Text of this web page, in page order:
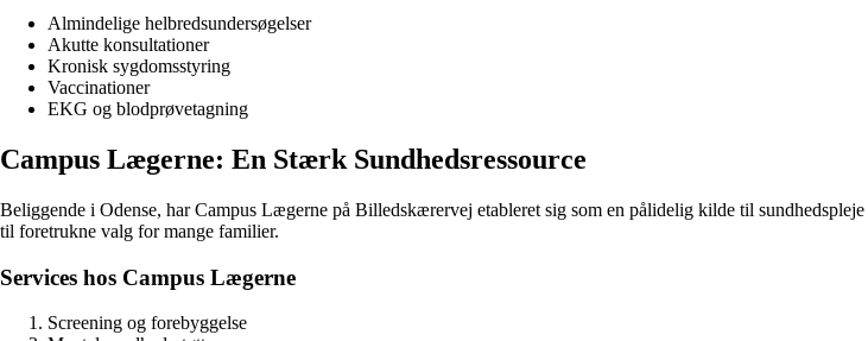
Almindelige helbredsundersøgelser
Akutte konsultationer
Kronisk sygdomsstyring
Vaccinationer
EKG og blodprøvetagning
Campus Lægerne: En Stærk Sundhedsressource
Beliggende i Odense, har Campus Lægerne på Billedskærervej etableret sig som en pålidelig kilde til
til foretrukne valg for mange familier.
Services hos Campus Lægerne
Screening og forebyggelse